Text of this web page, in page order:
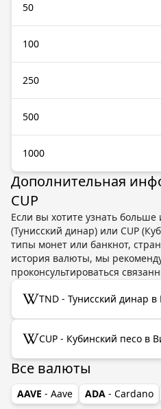
50
100
250
500
1000
Дополнительная
CUP
Если вы хотите узнать
(Тунисский динар) или CUP
типы монет или банкнот,
история валюты, мы
проконсультироваться
TND - Тунисский динар
CUP - Кубинский песо в
Все валюты
AAVE - Aave ADA - Cardano